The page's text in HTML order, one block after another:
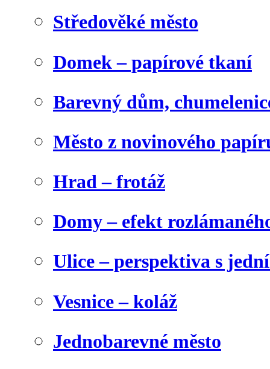
Středověké město
Domek – papírové tkaní
Barevný dům,
Město z novinového
Hrad – frotáž
Domy – efekt
Ulice – perspektiva s
Vesnice – koláž
Jednobarevné město